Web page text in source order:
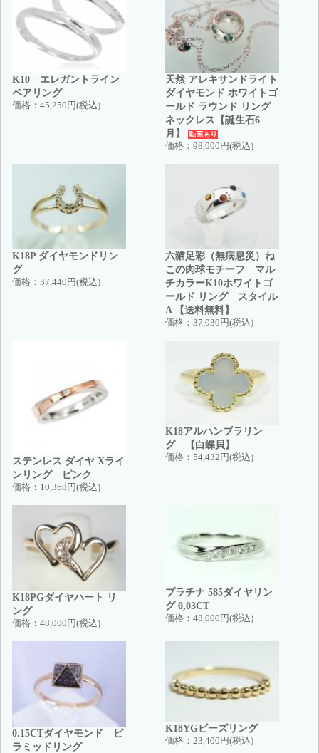
K10 エレガントライン
ペアリング
価格： 45,250円(税込)
天然 アレキサンドライト
ダイヤモンド ホワイトゴ
ールド ラウンド リング
ネックレス【誕生石6
月】
動画あり
価格： 98,000円(税込)
K18P ダイヤモンドリン
グ
価格： 37,440円(税込)
六猫足彩（無病息災）ね
この肉球モチーフ マル
チカラーK10ホワイトゴ
ールド リング スタイル
A 【送料無料】
価格： 37,030円(税込)
ステンレス ダイヤ Xライ
ンリング ピンク
価格： 10,368円(税込)
K18アルハンブラリン
グ 【白蝶貝】
価格： 54,432円(税込)
K18PGダイヤハート リ
ング
価格： 48,000円(税込)
プラチナ 585ダイヤリン
グ 0,03CT
価格： 48,000円(税込)
0.15CTダイヤモンド ピ
ラミッドリング
K18YGビーズリング
価格： 23,400円(税込)